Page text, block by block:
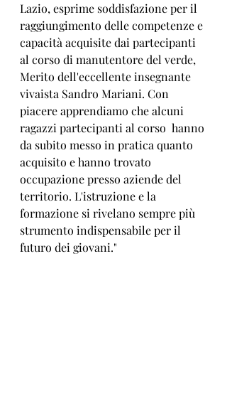
Lazio, esprime soddisfazione per il
raggiungimento delle competenze e
capacità acquisite dai partecipanti
al corso di manutentore del verde,
Merito dell'eccellente insegnante
vivaista Sandro Mariani. Con
piacere apprendiamo che alcuni
ragazzi partecipanti al corso  hanno
da subito messo in pratica quanto
acquisito e hanno trovato
occupazione presso aziende del
territorio. L'istruzione e la
formazione si rivelano sempre più
strumento indispensabile per il
futuro dei giovani."